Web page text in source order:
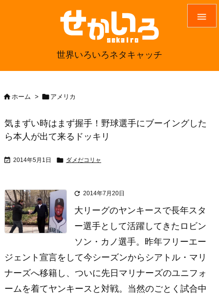
世界いろいろネタキャッチ

ホーム >  アメリカ
気まずい時はまず握手！野球選手にブーイングした
ら本人が出て来るドッキリ
 2014年5月1日  ダメだコリャ
 2014年7月20日
大リーグのヤンキースで長年スタ
ー選手として活躍してきたロビン
ソン・カノ選手。昨年フリーエー
ジェント宣言をして今シーズンからシアトル・マリ
ナーズへ移籍し、ついに先日マリナーズのユニフォ
ームを着てヤンキースと対戦。当然のごとく試合中